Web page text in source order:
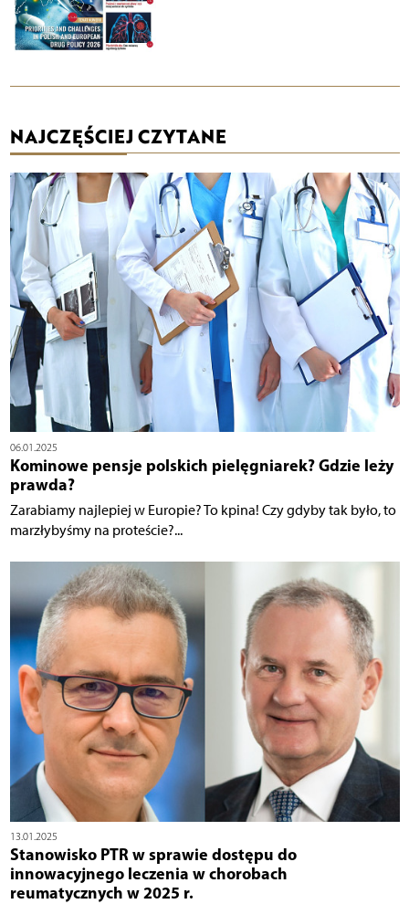
NAJCZĘŚCIEJ CZYTANE
06.01.2025
Kominowe pensje polskich pielęgniarek? Gdzie leży
prawda?
Zarabiamy najlepiej w Europie? To kpina! Czy gdyby tak było, to
marzłybyśmy na proteście?...
13.01.2025
Stanowisko PTR w sprawie dostępu do
innowacyjnego leczenia w chorobach
reumatycznych w 2025 r.